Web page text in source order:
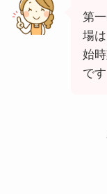
第
場
始
です